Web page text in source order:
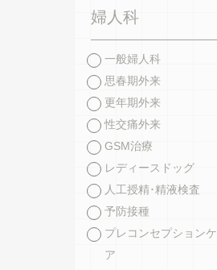
婦人科
一般婦人科
思春期外来
更年期外来
性交痛外来
GSM治療
レディースドッグ
人工授精･精液検査
予防接種
プレコンセプションケ
ア